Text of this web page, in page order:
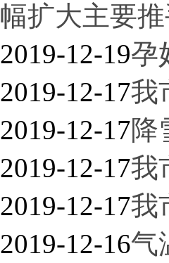
幅扩大主要
2019-12-19孕
2019-12-17我
2019-12-17降
2019-12-17我
2019-12-17我
2019-12-16气